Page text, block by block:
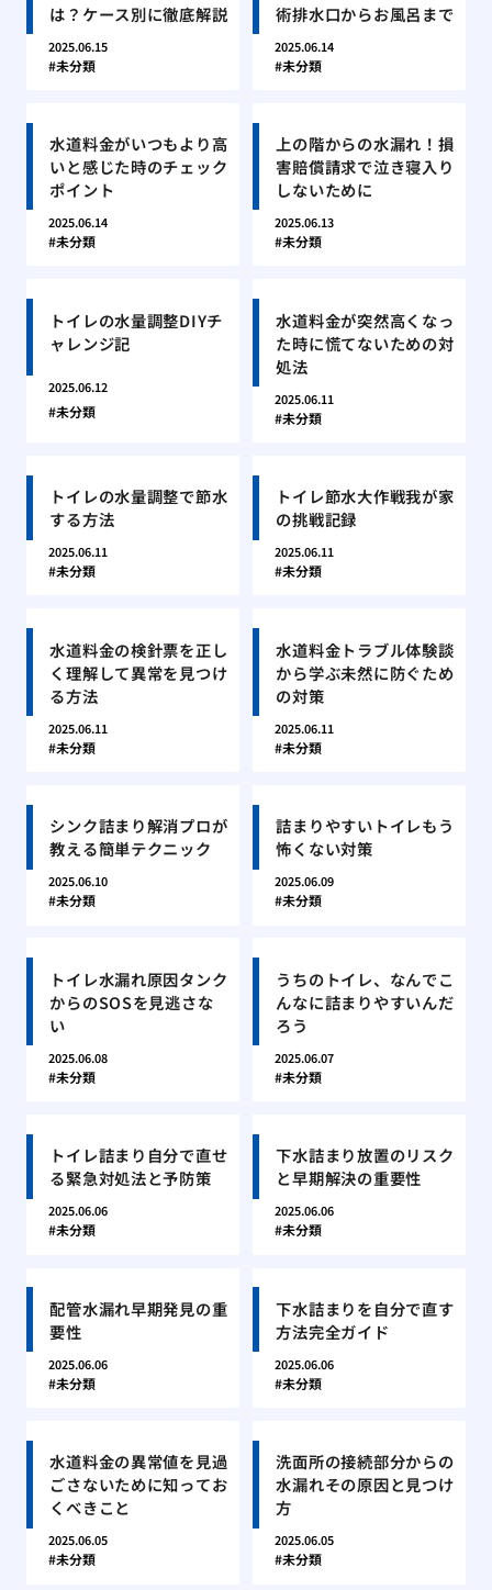
は？ケース別に徹底解説
2025.06.15
未分類
術排水口からお風呂まで
2025.06.14
未分類
水道料金がいつもより高
いと感じた時のチェック
ポイント
2025.06.14
未分類
上の階からの水漏れ！損
害賠償請求で泣き寝入り
しないために
2025.06.13
未分類
トイレの水量調整DIYチ
ャレンジ記
2025.06.12
未分類
水道料金が突然高くなっ
た時に慌てないための対
処法
2025.06.11
未分類
トイレの水量調整で節水
する方法
2025.06.11
未分類
トイレ節水大作戦我が家
の挑戦記録
2025.06.11
未分類
水道料金の検針票を正し
く理解して異常を見つけ
る方法
2025.06.11
未分類
水道料金トラブル体験談
から学ぶ未然に防ぐため
の対策
2025.06.11
未分類
シンク詰まり解消プロが
教える簡単テクニック
2025.06.10
未分類
詰まりやすいトイレもう
怖くない対策
2025.06.09
未分類
トイレ水漏れ原因タンク
からのSOSを見逃さな
い
2025.06.08
未分類
うちのトイレ、なんでこ
んなに詰まりやすいんだ
ろう
2025.06.07
未分類
トイレ詰まり自分で直せ
る緊急対処法と予防策
2025.06.06
未分類
下水詰まり放置のリスク
と早期解決の重要性
2025.06.06
未分類
配管水漏れ早期発見の重
要性
2025.06.06
未分類
下水詰まりを自分で直す
方法完全ガイド
2025.06.06
未分類
水道料金の異常値を見過
ごさないために知ってお
くべきこと
2025.06.05
未分類
洗面所の接続部分からの
水漏れその原因と見つけ
方
2025.06.05
未分類